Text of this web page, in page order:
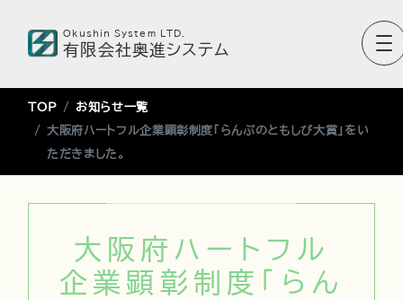
Okushin System LTD.
有限会社奥進システム
TOP
お知らせ一覧
大阪府ハートフル企業顕彰制度「らんぷのともしび大賞」をい
ただきました。
大阪府ハートフル
企業顕彰制度「らん